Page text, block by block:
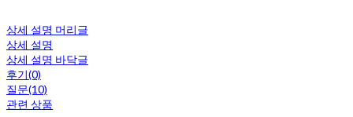
상세 설명 머리글
상세 설명
상세 설명 바닥글
후기(0)
질문(10)
관련 상품